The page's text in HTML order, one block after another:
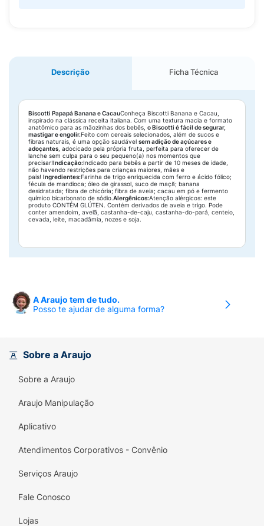
Descrição Ficha Técnica
Biscotti Papapá Banana e CacauConheça Biscotti Banana e Cacau,
inspirado na clássica receita italiana. Com uma textura macia e formato
anatômico para as mãozinhas dos bebês, o Biscotti é fácil de segurar,
mastigar e engolir.Feito com cereais selecionados, além de sucos e
fibras naturais, é uma opção saudável sem adição de açúcares e
adoçantes , adocicado pela própria fruta, perfeita para oferecer de
lanche sem culpa para o seu pequeno(a) nos momentos que
precisar!Indicação:Indicado para bebês a partir de 10 meses de idade,
não havendo restrições para crianças maiores, mães e
pais! Ingredientes:Farinha de trigo enriquecida com ferro e ácido fólico;
fécula de mandioca; óleo de girassol, suco de maçã; banana
desidratada; fibra de chicória; fibra de aveia; cacau em pó e fermento
químico bicarbonato de sódio.Alergênicos:Atenção alérgicos: este
produto CONTÉM GLÚTEN. Contém derivados de aveia e trigo. Pode
conter amendoim, avelã, castanha-de-caju, castanha-do-pará, centeio,
cevada, leite, macadâmia, nozes e soja.
A Araujo tem de tudo.
Posso te ajudar de alguma forma?
Sobre a Araujo
Sobre a Araujo
Araujo Manipulação
Aplicativo
Atendimentos Corporativos - Convênio
Serviços Araujo
Fale Conosco
Lojas